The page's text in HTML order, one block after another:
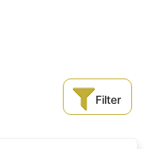
Filter